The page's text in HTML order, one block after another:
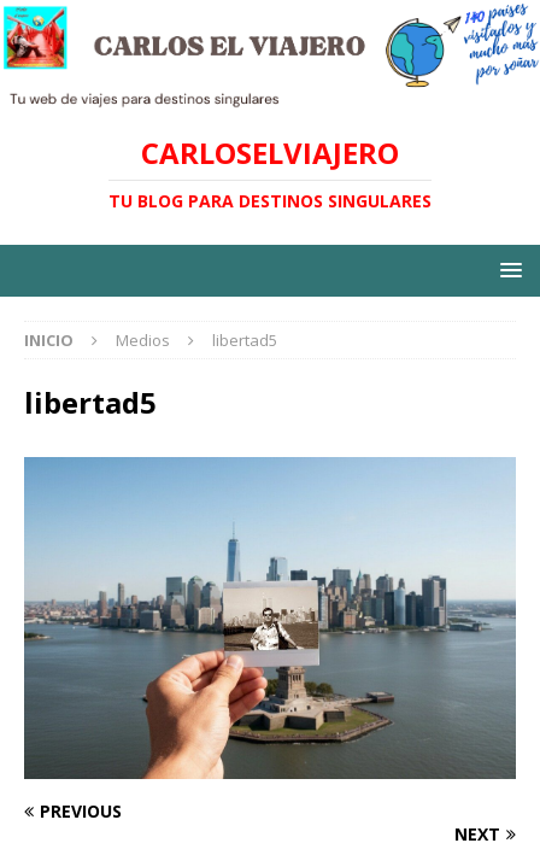
CARLOSELVIAJERO
TU BLOG PARA DESTINOS SINGULARES
INICIO Medios libertad5
libertad5
PREVIOUS
NEXT